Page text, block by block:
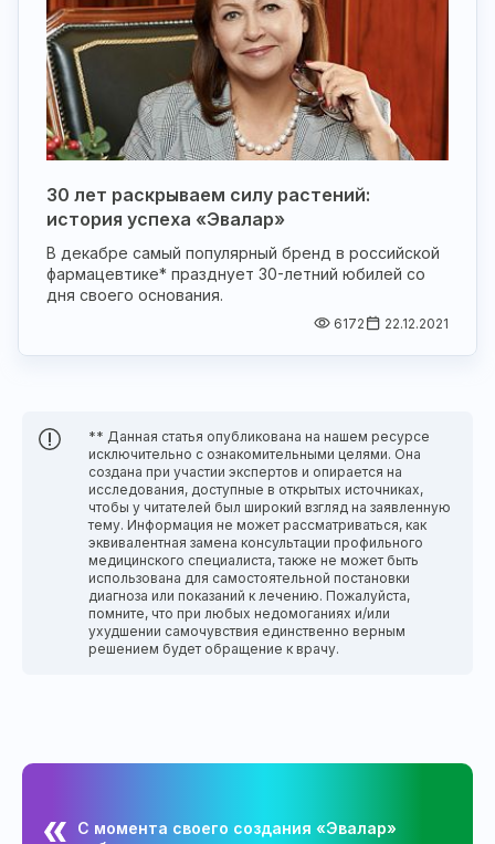
30 лет раскрываем силу растений:
история успеха «Эвалар»
В декабре самый популярный бренд в российской
фармацевтике* празднует 30-летний юбилей со
дня своего основания.
6172 22.12.2021
** Данная статья опубликована на нашем ресурсе
исключительно с ознакомительными целями. Она
создана при участии экспертов и опирается на
исследования, доступные в открытых источниках,
чтобы у читателей был широкий взгляд на заявленную
тему. Информация не может рассматриваться, как
эквивалентная замена консультации профильного
медицинского специалиста, также не может быть
использована для самостоятельной постановки
диагноза или показаний к лечению. Пожалуйста,
помните, что при любых недомоганиях и/или
ухудшении самочувствия единственно верным
решением будет обращение к врачу.
С момента своего создания «Эвалар»